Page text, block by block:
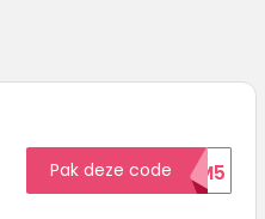
Pak deze codeWELKOM5